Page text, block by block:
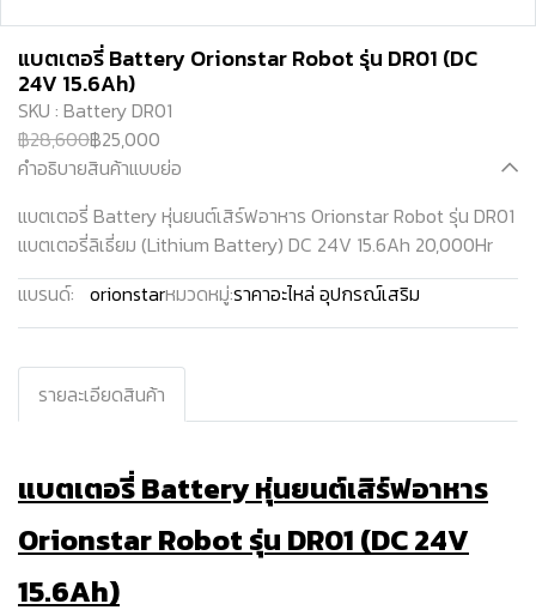
แบตเตอรี่ Battery Orionstar Robot รุ่น DR01 (DC
24V 15.6Ah)
SKU : Battery DR01
฿28,600฿25,000
คำอธิบายสินค้าแบบย่อ
แบตเตอรี่ Battery หุ่นยนต์เสิร์ฟอาหาร Orionstar Robot รุ่น DR01
แบตเตอรี่ลิเธี่ยม (Lithium Battery) DC 24V 15.6Ah 20,000Hr
แบรนด์: orionstarหมวดหมู่:ราคาอะไหล่ อุปกรณ์เสริม
รายละเอียดสินค้า
แบตเตอรี่ Battery หุ่นยนต์เสิร์ฟอาหาร
Orionstar Robot รุ่น DR01 (DC 24V
15.6Ah)